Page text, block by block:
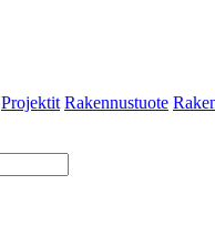
Projektit Rakennustuote